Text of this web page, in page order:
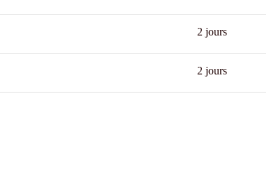
2 jours
2 jours